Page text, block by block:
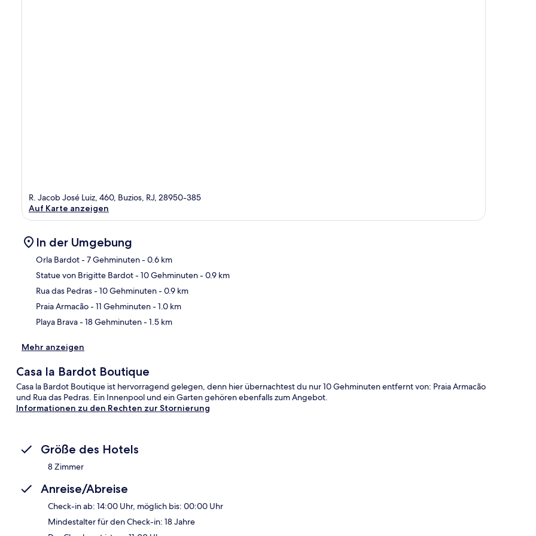
R. Jacob José Luiz, 460, Buzios, RJ, 28950-385
Auf Karte anzeigen
In der Umgebung
Orla Bardot- 7 Gehminuten- 0.6 km
Statue von Brigitte Bardot- 10 Gehminuten- 0.9 km
Rua das Pedras- 10 Gehminuten- 0.9 km
Praia Armacão- 11 Gehminuten- 1.0 km
Playa Brava- 18 Gehminuten- 1.5 km
Mehr anzeigen
Casa la Bardot Boutique
Casa la Bardot Boutique ist hervorragend gelegen, denn hier übernachtest du nur 10 Gehminuten entfernt von: Praia Armacão
und Rua das Pedras. Ein Innenpool und ein Garten gehören ebenfalls zum Angebot.
Informationen zu den Rechten zur Stornierung
Größe des Hotels
8 Zimmer
Anreise/Abreise
Check-in ab: 14:00 Uhr, möglich bis: 00:00 Uhr
Mindestalter für den Check-in: 18 Jahre